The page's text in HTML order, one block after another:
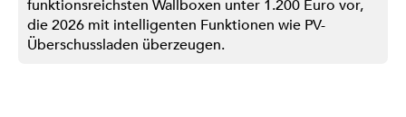
funktionsreichsten Wallboxen unter 1.200 Euro vor,
die 2026 mit intelligenten Funktionen wie PV-
Überschussladen überzeugen.